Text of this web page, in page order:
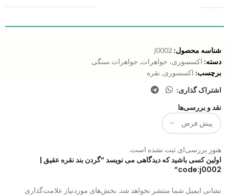
شناسه محصول: j0002
دسته: اکسسوری، جواهرات, جواهرات سنگی
برچسب: اکسسوری, نقره
اشتراک گذاری:
نقد و بررسی‌ها
هنوز بررسی‌ای ثبت نشده است.
اولین کسی باشید که دیدگاهی می نویسد “گردن بند نقره عقیق |
code:j0002”
نشانی ایمیل شما منتشر نخواهد شد. بخش‌های موردنیاز علامت‌گذاری